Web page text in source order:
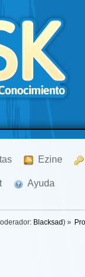
Ezine
Ayuda
Blacksad ) »